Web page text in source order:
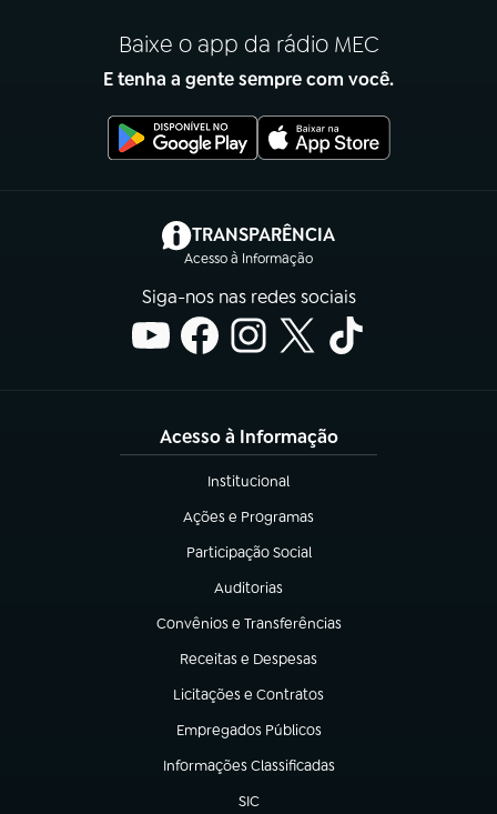
Baixe o app da rádio MEC
E tenha a gente sempre com você.
TRANSPARÊNCIA
Acesso à Informação
(abre em nova aba)
Siga-nos nas redes sociais
Acesso à Informação
Institucional
(abre em nova aba)
Ações e Programas
(abre em nova aba)
Participação Social
(abre em nova aba)
Auditorias
(abre em nova aba)
Convênios e Transferências
(abre em nova aba)
Receitas e Despesas
(abre em nova aba)
Licitações e Contratos
(abre em nova aba)
Empregados Públicos
(abre em nova aba)
Informações Classificadas
(abre em nova aba)
SIC
(abre em nova aba)